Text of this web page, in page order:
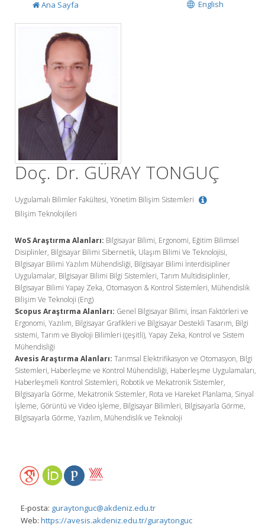
English
Ana Sayfa
Doç. Dr. GÜRAY TONGUÇ
Uygulamalı Bilimler Fakültesi, Yönetim Bilişim Sistemleri
Bilişim Teknolojileri
WoS Araştırma Alanları: Bilgisayar Bilimi, Ergonomi, Eğitim Bilimsel
Disiplinler, Bilgisayar Bilimi Sibernetik, Ulaşım Bilimi Ve Teknolojisi,
Bilgisayar Bilimi Yazılım Mühendisliği, Bilgisayar Bilimi İnterdisipliner
Uygulamalar, Bilgisayar Bilimi Bilgi Sistemleri, Tarım Multidisiplinler,
Bilgisayar Bilimi Yapay Zeka, Otomasyon & Kontrol Sistemleri, Mühendislik
Bilişim Ve Teknoloji (Eng)
Scopus Araştırma Alanları: Genel Bilgisayar Bilimi, İnsan Faktörleri ve
Ergonomi, Yazılım, Bilgisayar Grafikleri ve Bilgisayar Destekli Tasarım, Bilgi
sistemi, Tarım ve Biyoloji Bilimleri (çeşitli), Yapay Zeka, Kontrol ve Sistem
Mühendisliği
Avesis Araştırma Alanları: Tarımsal Elektrifikasyon ve Otomasyon, Bilgi
Sistemleri, Haberleşme ve Kontrol Mühendisliği, Haberleşme Uygulamaları,
Haberleşmeli Kontrol Sistemleri, Robotik ve Mekatronik Sistemler,
Bilgisayarla Görme, Mekatronik Sistemler, Rota ve Hareket Planlama, Sinyal
İşleme, Görüntü ve Video İşleme, Bilgisayar Bilimleri, Bilgisayarla Görme,
Bilgisayarla Görme, Yazılım, Mühendislik ve Teknoloji
E-posta: guraytonguc@akdeniz.edu.tr
Web: https://avesis.akdeniz.edu.tr/guraytonguc